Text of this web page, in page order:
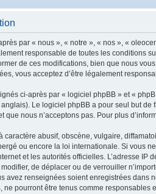
par « nous », « notre », « nos », «
responsable de toutes les conditions
de ces modifications, bien que nous
vous acceptez d’être légalement
ci-après par « logiciel phpBB » et «
Le logiciel phpBB a pour seul but de
nous n’acceptons pas. Pour plus
caractère abusif, obscène, vulgaire,
ou encore la loi internationale. Si vous
et les autorités officielles. L’adresse
de déplacer ou de verrouiller
avez renseignées soient enregistrées
pourront être tenus comme